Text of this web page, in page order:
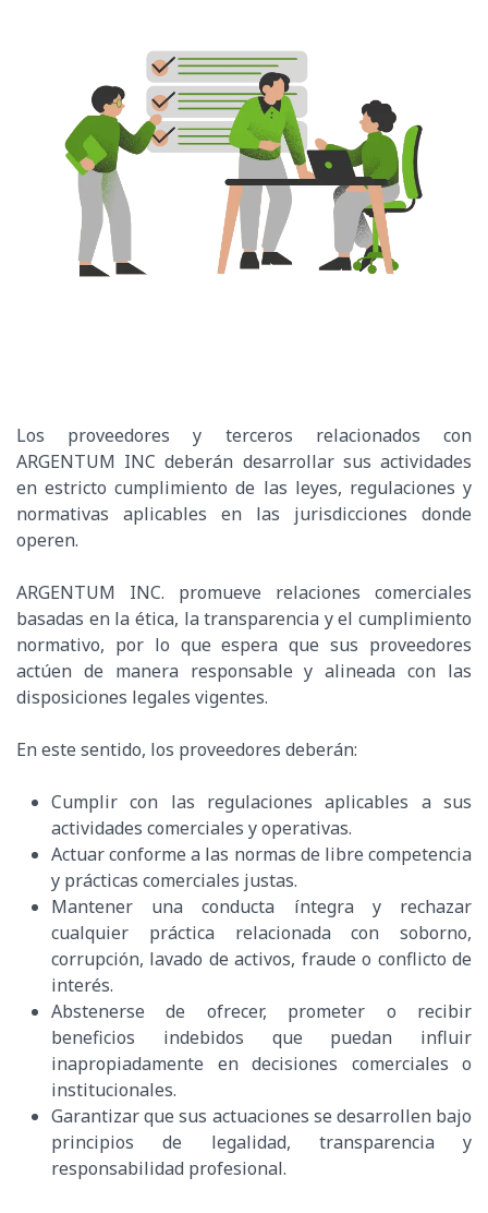
Los proveedores y terceros relacionados con
ARGENTUM INC deberán desarrollar sus actividades
en estricto cumplimiento de las leyes, regulaciones y
normativas aplicables en las jurisdicciones donde
operen.
ARGENTUM INC. promueve relaciones comerciales
basadas en la ética, la transparencia y el cumplimiento
normativo, por lo que espera que sus proveedores
actúen de manera responsable y alineada con las
disposiciones legales vigentes.
En este sentido, los proveedores deberán:
Cumplir con las regulaciones aplicables a sus
actividades comerciales y operativas.
Actuar conforme a las normas de libre competencia
y prácticas comerciales justas.
Mantener una conducta íntegra y rechazar
cualquier práctica relacionada con soborno,
corrupción, lavado de activos, fraude o conflicto de
interés.
Abstenerse de ofrecer, prometer o recibir
beneficios indebidos que puedan influir
inapropiadamente en decisiones comerciales o
institucionales.
Garantizar que sus actuaciones se desarrollen bajo
principios de legalidad, transparencia y
responsabilidad profesional.